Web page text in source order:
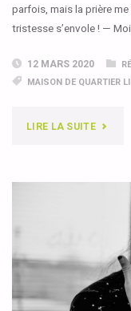
AU
MILIEU
USINE
parfois, mais la prière
tristesse s’envole ! — Moi
12 MARS 2020
MAISON DE QUARTIER
LIRE LA SUITE"UN